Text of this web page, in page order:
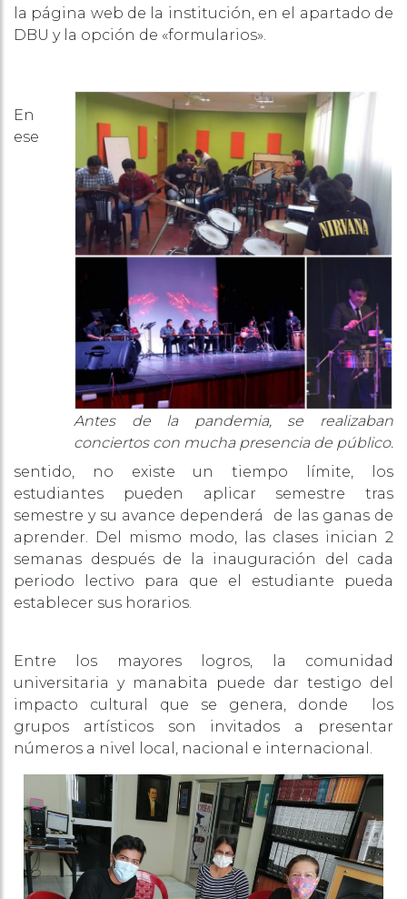
la página web de la institución, en el apartado de
DBU y la opción de «formularios».
Antes de la pandemia, se realizaban
conciertos con mucha presencia de público.
En
ese
sentido, no existe un tiempo límite, los
estudiantes pueden aplicar semestre tras
semestre y su avance dependerá de las ganas de
aprender. Del mismo modo, las clases inician 2
semanas después de la inauguración del cada
periodo lectivo para que el estudiante pueda
establecer sus horarios.
Entre los mayores logros, la comunidad
universitaria y manabita puede dar testigo del
impacto cultural que se genera, donde los
grupos artísticos son invitados a presentar
números a nivel local, nacional e internacional.